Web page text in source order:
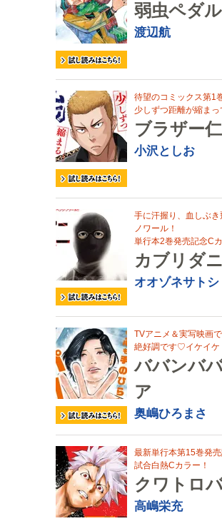
弱虫ペダ
渡辺航
待望のコミックス第1
少しずつ距離が縮ま
ブラザー
小沢としお
手に汗握り、血しぶき
ノワール！
単行本2巻発売記念Cカ
カブリダニ
オオゾネサトシ
TVアニメ＆実写映画
絶好調です♡イケイケ
ババンバ
ア
奥嶋ひろまさ
最新単行本第15巻発売
試合白熱Cカラー！
クワトロ
高嶋栄充